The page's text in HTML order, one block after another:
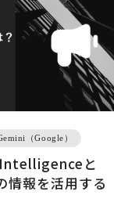
（Google）
と
情報を活用する